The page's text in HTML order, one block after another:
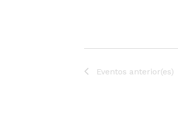
a
Eventos anterior(es)